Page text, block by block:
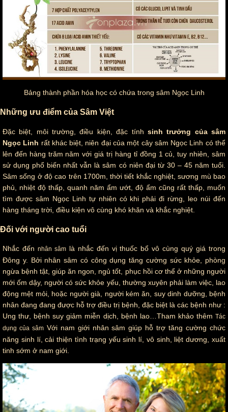
Bảng thành phần hóa học có chứa trong sâm Ngọc Linh
Những ưu điểm của Sâm Việt
Đặc biệt, môi trường, điều kiện, đặc tính sinh trưởng của sâm
Ngọc Linh rất khác biệt, niên đại của một cây sâm Ngọc Linh có thể
lên đến hàng trăm năm với giá trị hàng tỉ đồng 1 củ, tuy nhiên, sâm
sử dụng phổ biến nhất vẫn là sâm có niên đại từ 30 – 45 năm tuổi.
Sâm sống ở độ cao trên 1700m, thời tiết khắc nghiệt, sương mù bao
phủ, nhiệt độ thấp, quanh năm ẩm ướt, độ ẩm cũng rất thấp, muốn
tìm được sâm Ngọc Linh tự nhiên có khi phải đi rừng, leo núi đến
hàng tháng trời, điều kiện vô cùng khó khăn và khắc nghiệt.
Đối với người cao tuổi
Nhắc đến nhân sâmlà nhắc đến vị thuốc bổ vô cùng quý giá trong
Đông y. Bởi nhân sâm có công dụng tăng cường sức khỏe, phòng
ngừa bệnh tật, giúp ăn ngon, ngủ tốt, phục hồi cơ thể ở những người
mới ốm dậy, người có sức khỏe yếu, thường xuyên phải làm việc, lao
động mệt mỏi, hoặc người già, người kém ăn, suy dinh dưỡng, bệnh
nhân đang đang được hỗ trợ điều trị bệnh, đặc biệt là các bệnh như :
Ung thư, bệnh suy giảm miễn dịch, bệnh lao…Tham khảo thêm Tác
dụng của sâmVới nam giới nhân sâm giúp hỗ trợ tăng cường chức
năng sinh lí, cải thiện tình trạng yếu sinh lí, vô sinh, liệt dương, xuất
tinh sớm ở nam giới.